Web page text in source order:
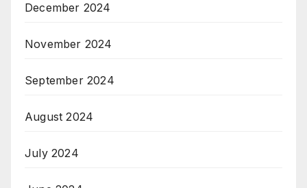
December 2024
November 2024
September 2024
August 2024
July 2024